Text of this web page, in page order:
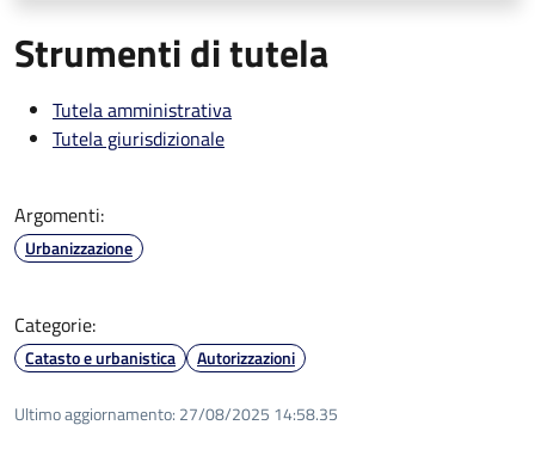
Strumenti di tutela
Tutela amministrativa
Tutela giurisdizionale
Argomenti:
Urbanizzazione
Categorie:
Catasto e urbanistica Autorizzazioni
Ultimo aggiornamento: 27/08/2025 14:58.35